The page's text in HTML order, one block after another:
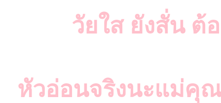
วัยใส ยังสั่น ต้
หัวอ่อนจริงนะแม่คุ